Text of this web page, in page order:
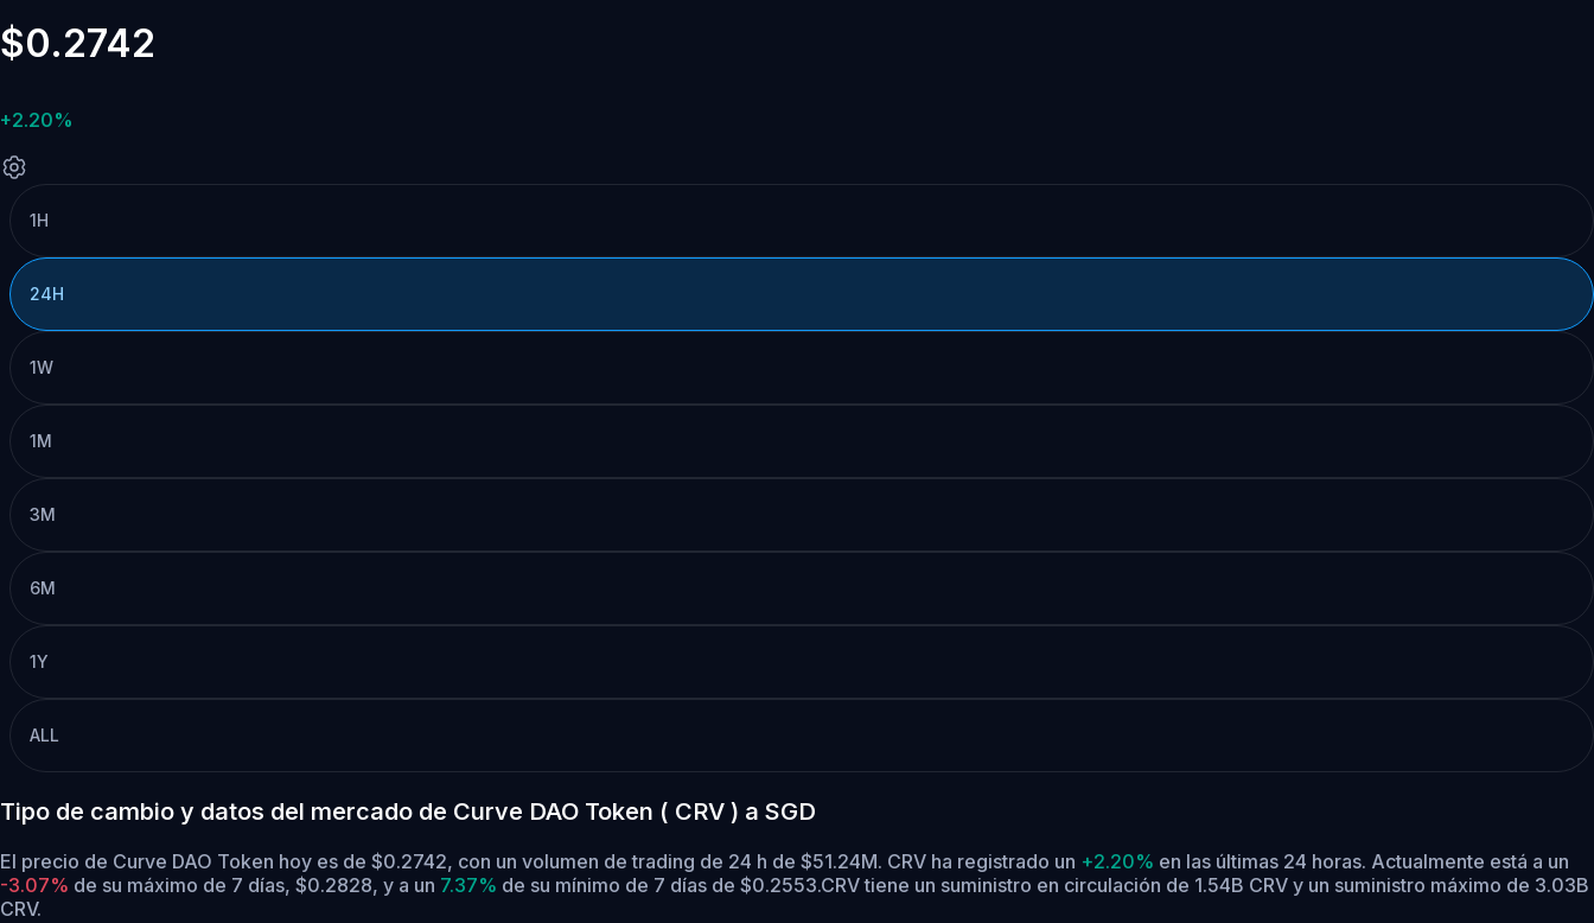
$0.2742
+2.20%
1H
24H
1W
1M
3M
6M
1Y
ALL
Tipo de cambio y datos del mercado de Curve DAO Token ( CRV ) a SGD
El precio de Curve DAO Token hoy es de $0.2742, con un volumen de trading de 24 h de $51.24M. CRV ha registrado un +2.20% en las últimas 24 horas. Actualmente está a un
-3.07% de su máximo de 7 días, $0.2828, y a un 7.37% de su mínimo de 7 días de $0.2553.CRV tiene un suministro en circulación de 1.54B CRV y un suministro máximo de 3.03B
CRV.